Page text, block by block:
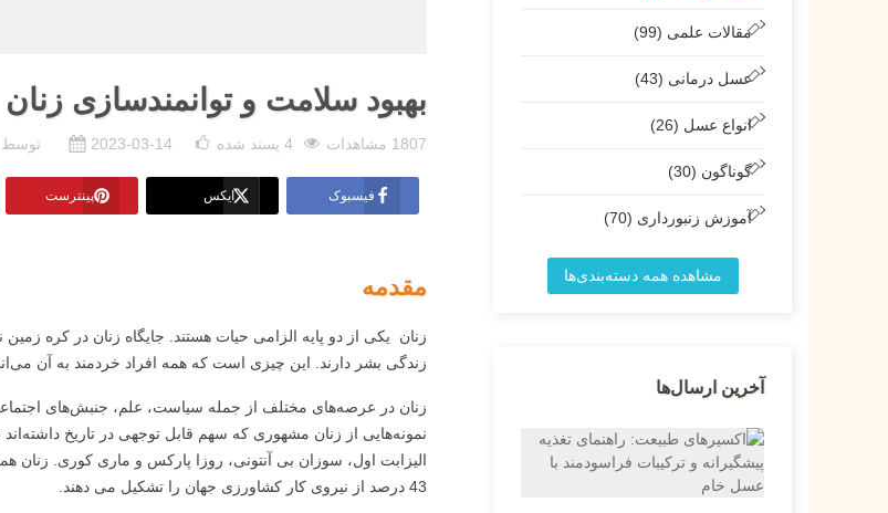
مقالات علمی (99)
عسل درمانی (43)
انواع عسل (26)
گوناگون (30)
آموزش زنبورداری (70)
مشاهده همه دسته‌بندی‌ها
آخرین ارسال‌ها
بهبود سلامت و توانمندسازی زنان
1807 مشاهدات 4 پسند شده 2023-03-14 توسط
فیسبوک ایکس پینترست
مقدمه
زندگی بشر دارند. این چیزی است که همه افراد خردمند به آن
زنان در عرصه‌های مختلف از جمله سیاست، علم، جنبش‌های
نمونه‌هایی از زنان مشهوری که سهم قابل توجهی در تاریخ داشته‌اند
الیزابت اول، سوزان بی آنتونی، روزا پارکس و ماری کوری.
43 درصد از نیروی کار کشاورزی جهان را تشکیل می دهند.